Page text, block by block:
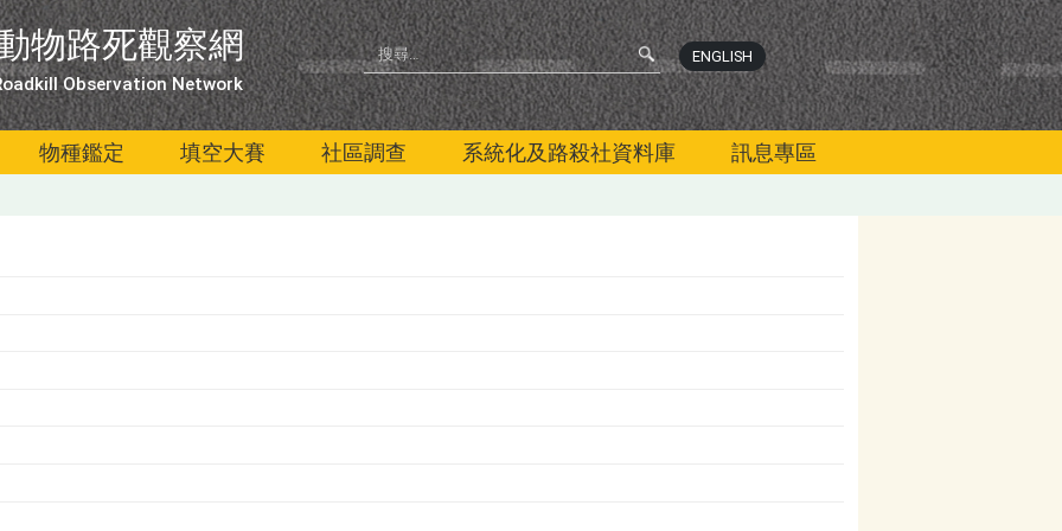
物路死觀察網
Observation Network
ENGLISH
物種鑑定 填空大賽 社區調查 系統化及路殺社資料庫 訊息專區